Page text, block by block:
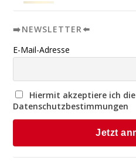
➡️NEWSLETTER⬅️
E-Mail-Adresse
Hiermit akzeptiere ich die
Datenschutzbestimmungen